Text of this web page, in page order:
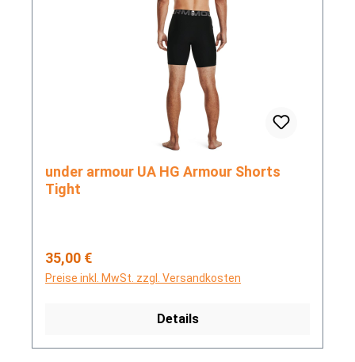
under armour UA HG Armour Shorts
Tight
Regulärer Preis:
35,00 €
Preise inkl. MwSt. zzgl. Versandkosten
Details